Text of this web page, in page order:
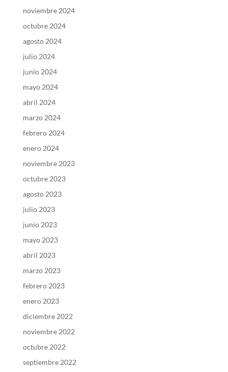
noviembre 2024
octubre 2024
agosto 2024
julio 2024
junio 2024
mayo 2024
abril 2024
marzo 2024
febrero 2024
enero 2024
noviembre 2023
octubre 2023
agosto 2023
julio 2023
junio 2023
mayo 2023
abril 2023
marzo 2023
febrero 2023
enero 2023
diciembre 2022
noviembre 2022
octubre 2022
septiembre 2022